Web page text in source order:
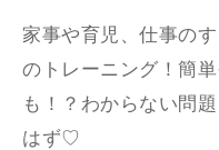
家事や育児、仕事の
のトレーニング！簡
も！？わからない問
はず♡